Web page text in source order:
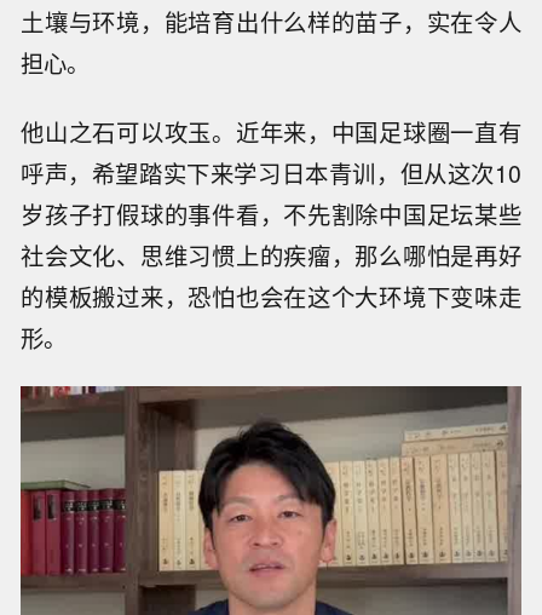
土壤与环境，能培育出什么样的苗子，实在令人
担心。
他山之石可以攻玉。近年来，中国足球圈一直有
呼声，希望踏实下来学习日本青训，但从这次10
岁孩子打假球的事件看，不先割除中国足坛某些
社会文化、思维习惯上的疾瘤，那么哪怕是再好
的模板搬过来，恐怕也会在这个大环境下变味走
形。